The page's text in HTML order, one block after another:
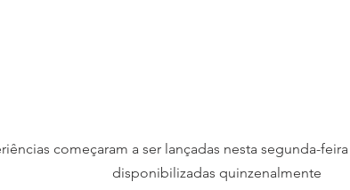
começaram a ser lançadas nesta segunda-feira
disponibilizadas quinzenalmente